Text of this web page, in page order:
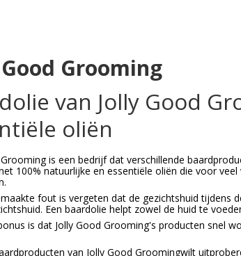
Grooming
van Jolly Good
oliën
Grooming is een bedrijf dat verschillende
100% natuurlijke en essentiële oliën die voor
fout is vergeten dat de gezichtshuid tijdens
Een baardolie helpt zowel de huid te
is dat Jolly Good Grooming's producten snel
van Jolly Good Groomingwilt